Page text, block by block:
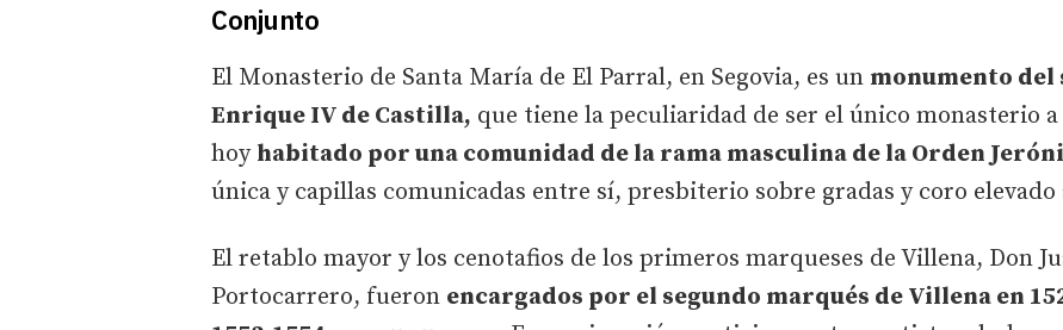
Conjunto
El Monasterio de Santa María de El Parral, en Segovia, es un monumento del
Enrique IV de Castilla, que tiene la peculiaridad de ser el único monasterio
hoy habitado por una comunidad de la rama masculina de la Orden
única y capillas comunicadas entre sí, presbiterio sobre gradas y coro elevado
El retablo mayor y los cenotafios de los primeros marqueses de Villena, Don
Portocarrero, fueron encargados por el segundo marqués de Villena en